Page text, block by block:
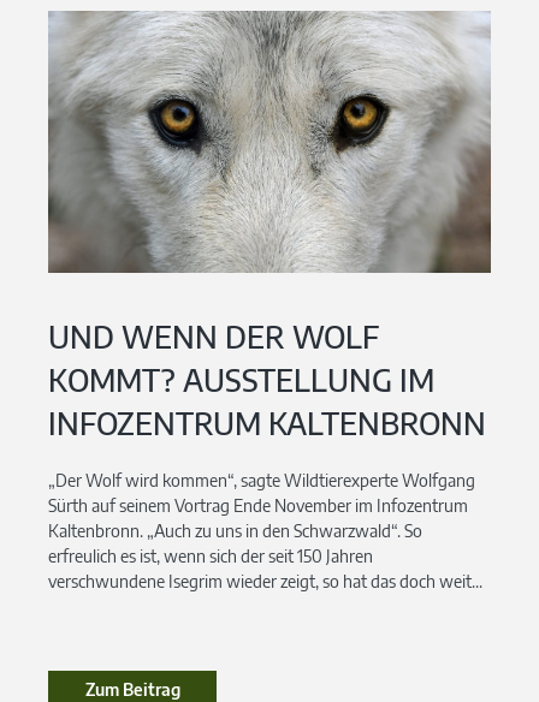
UND WENN DER WOLF
KOMMT? AUSSTELLUNG IM
INFOZENTRUM KALTENBRONN
„Der Wolf wird kommen“, sagte Wildtierexperte Wolfgang
Sürth auf seinem Vortrag Ende November im Infozentrum
Kaltenbronn. „Auch zu uns in den Schwarzwald“. So
erfreulich es ist, wenn sich der seit 150 Jahren
verschwundene Isegrim wieder zeigt, so hat das doch weit...
Zum Beitrag